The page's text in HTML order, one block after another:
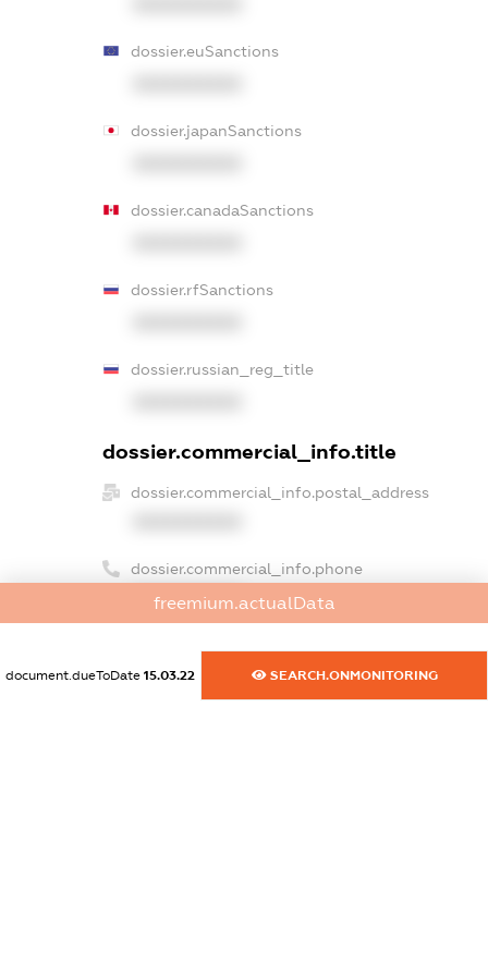
dossier.euSanctions
dossier.japanSanctions
dossier.canadaSanctions
dossier.rfSanctions
dossier.russian_reg_title
dossier.commercial_info.title
dossier.commercial_info.postal_address
dossier.commercial_info.phone
XXXXXXXXXX
XXXXXXXXXX
freemium.actualData
document.dueToDate 15.03.22 SEARCH.ONMONITORING